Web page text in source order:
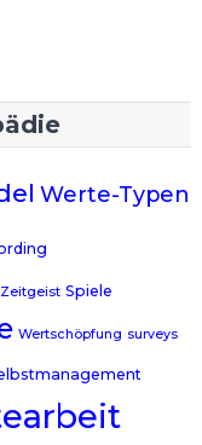
Werte-Typen
Zeitgeist Spiele
Wertschöpfung surveys